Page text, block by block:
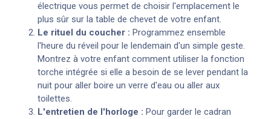
électrique vous permet de choisir l'emplacement le
plus sûr sur la table de chevet de votre enfant.
Le rituel du coucher : Programmez ensemble
l'heure du réveil pour le lendemain d'un simple geste.
Montrez à votre enfant comment utiliser la fonction
torche intégrée si elle a besoin de se lever pendant la
nuit pour aller boire un verre d'eau ou aller aux
toilettes.
L'entretien de l'horloge : Pour garder le cadran